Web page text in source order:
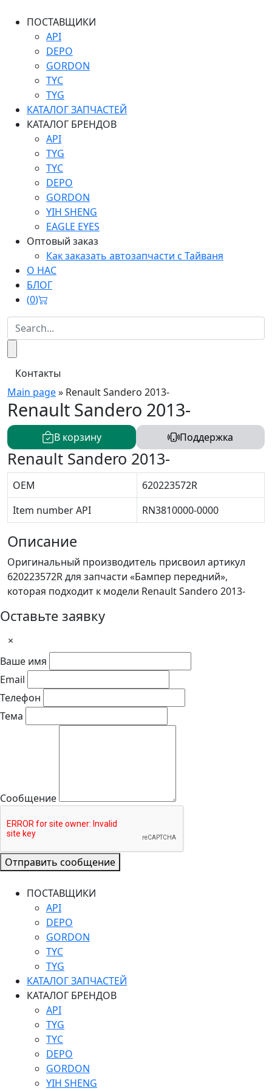
ПОСТАВЩИКИ
API
DEPO
GORDON
TYC
TYG
КАТАЛОГ ЗАПЧАСТЕЙ
КАТАЛОГ БРЕНДОВ
API
TYG
TYC
DEPO
GORDON
YIH SHENG
EAGLE EYES
Оптовый заказ
Как заказать автозапчасти с Тайваня
О НАС
БЛОГ
(0)
Контакты
Main page» Renault Sandero 2013-
Renault Sandero 2013-
В корзину Поддержка
Renault Sandero 2013-
OEM
620223572R
Item number API
RN3810000-0000
Описание
Оригинальный производитель присвоил артикул
620223572R для запчасти «Бампер передний»,
которая подходит к модели Renault Sandero 2013-
Оставьте заявку
×
Ваше имя
Email
Телефон
Тема
Сообщение
Отправить сообщение
ПОСТАВЩИКИ
API
DEPO
GORDON
TYC
TYG
КАТАЛОГ ЗАПЧАСТЕЙ
КАТАЛОГ БРЕНДОВ
API
TYG
TYC
DEPO
GORDON
YIH SHENG